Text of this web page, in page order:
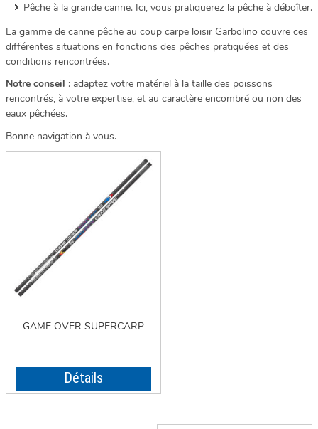
Pêche à la grande canne. Ici, vous pratiquerez la pêche à déboîter.
La gamme de canne pêche au coup carpe loisir Garbolino couvre ces
différentes situations en fonctions des pêches pratiquées et des
conditions rencontrées.
Notre conseil : adaptez votre matériel à la taille des poissons
rencontrés, à votre expertise, et au caractère encombré ou non des
eaux pêchées.
Bonne navigation à vous.
GAME OVER SUPERCARP
Détails